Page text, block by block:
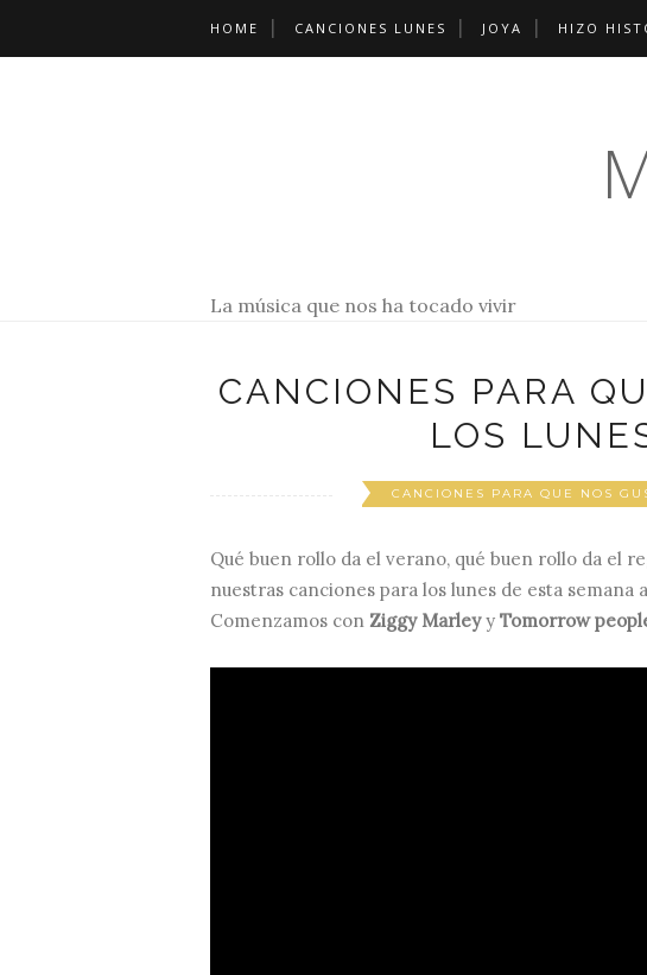
HOME CANCIONES LUNES JOYA HIZO
La música que nos ha tocado vivir
CANCIONES PARA
LOS
CANCIONES PARA QUE NOS
Qué buen rollo da el verano, qué buen rollo da el
nuestras canciones para los lunes de esta semana
Comenzamos con Ziggy Marleyy Tomorrow